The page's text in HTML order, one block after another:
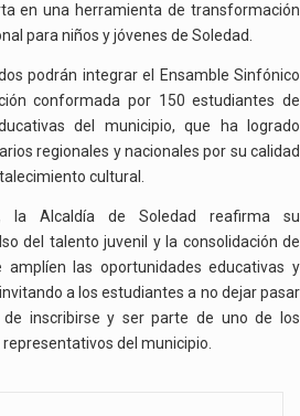
en una herramienta de transformación
para niños y jóvenes de Soledad.
podrán integrar el Ensamble Sinfónico
conformada por 150 estudiantes de
del municipio, que ha logrado
regionales y nacionales por su calidad
cultural.
la Alcaldía de Soledad reafirma su
del talento juvenil y la consolidación de
amplíen las oportunidades educativas y
a los estudiantes a no dejar pasar
inscribirse y ser parte de uno de los
del municipio.